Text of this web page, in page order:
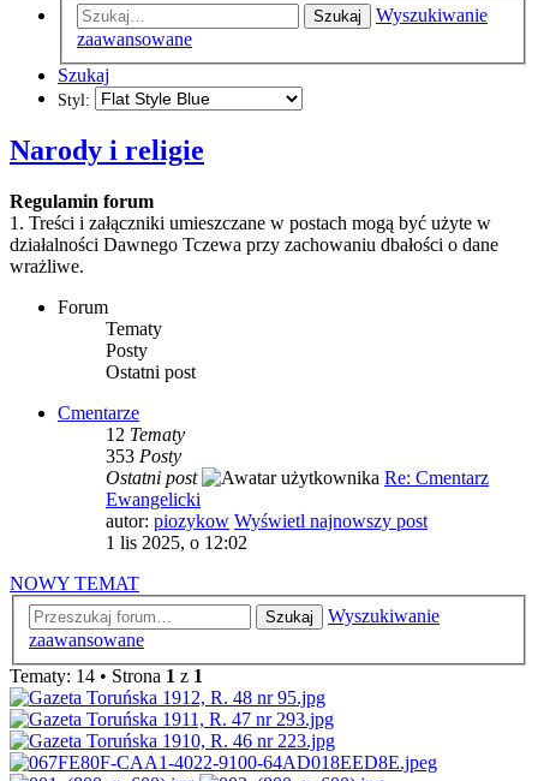
Szukaj
Wyszukiwanie
zaawansowane
Szukaj
Styl:
Narody i religie
Regulamin forum
1. Treści i załączniki umieszczane w postach mogą być użyte w
działalności Dawnego Tczewa przy zachowaniu dbałości o dane
wrażliwe.
Forum
Tematy
Posty
Ostatni post
Cmentarze
12 Tematy
353 Posty
Ostatni post
Re: Cmentarz
Ewangelicki
autor: piozykow Wyświetl najnowszy post
1 lis 2025, o 12:02
NOWY TEMAT
Szukaj
Wyszukiwanie
zaawansowane
Tematy: 14 • Strona 1 z 1